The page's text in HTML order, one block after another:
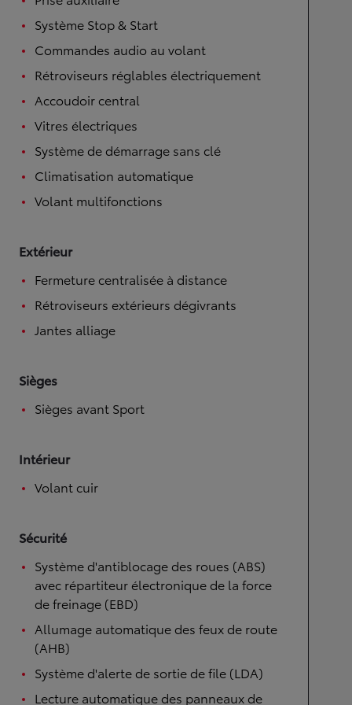
Système Stop & Start
Commandes audio au volant
Rétroviseurs réglables électriquement
Accoudoir central
Vitres électriques
Système de démarrage sans clé
Climatisation automatique
Volant multifonctions
Extérieur
Fermeture centralisée à distance
Rétroviseurs extérieurs dégivrants
Jantes alliage
Sièges
Sièges avant Sport
Intérieur
Volant cuir
Sécurité
Système d'antiblocage des roues (ABS)
avec répartiteur électronique de la force
de freinage (EBD)
Allumage automatique des feux de route
(AHB)
Système d'alerte de sortie de file (LDA)
Lecture automatique des panneaux de